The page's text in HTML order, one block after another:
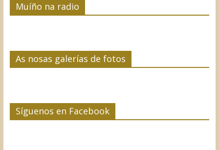
Muíño na radio
As nosas galerías de fotos
Síguenos en Facebook